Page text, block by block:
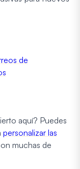
de
aquí? Puedes
personalizar las
muchas de